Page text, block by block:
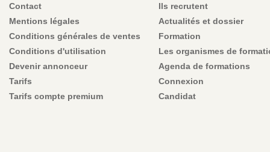
Contact
Mentions légales
Conditions générales de ventes
Conditions d'utilisation
Devenir annonceur
Tarifs
Tarifs compte premium
Ils recrutent
Actualités et dossier
Formation
Les organismes de
Agenda de formations
Connexion
Candidat